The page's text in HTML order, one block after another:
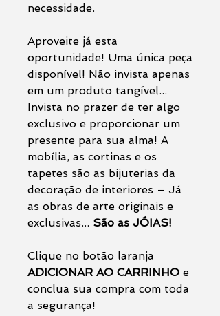
necessidade.
Aproveite já esta
oportunidade! Uma única peça
disponível! Não invista apenas
em um produto tangível...
Invista no prazer de ter algo
exclusivo e proporcionar um
presente para sua alma! A
mobília, as cortinas e os
tapetes são as bijuterias da
decoração de interiores – Já
as obras de arte originais e
exclusivas... São as JÓIAS!
Clique no botão laranja
ADICIONAR AO CARRINHO e
conclua sua compra com toda
a segurança!